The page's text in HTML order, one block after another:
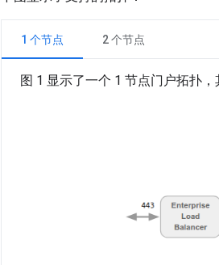
1 个节点 2 个节点
图 1 显示了一个 1 节点门户拓扑